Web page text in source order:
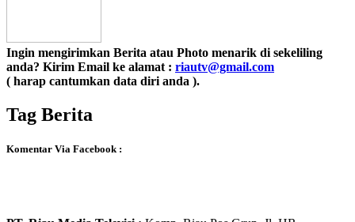
Ingin mengirimkan Berita atau Photo menarik di sekeliling
anda? Kirim Email ke alamat : riautv@gmail.com
( harap cantumkan data diri anda ).
Tag Berita
Komentar Via Facebook :